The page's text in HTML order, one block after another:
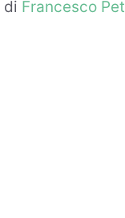
di Francesco